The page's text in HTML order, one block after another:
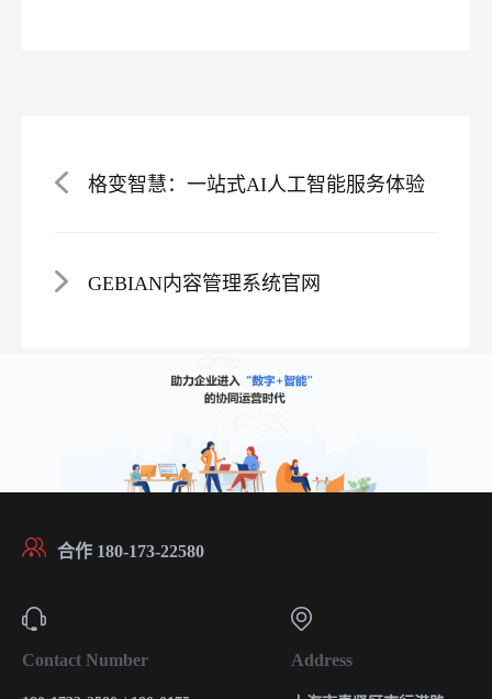
格变智慧：一站式AI人工智能服务体验
GEBIAN内容管理系统官网
合作 180-173-22580
Contact Number Address